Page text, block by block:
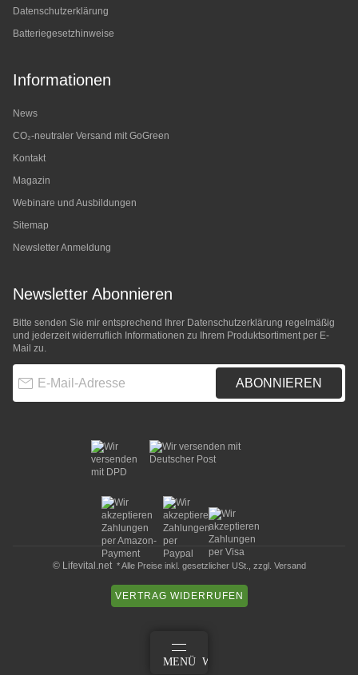
Datenschutzerklärung
Batteriegesetzhinweise
Informationen
News
CO₂-neutraler Versand mit GoGreen
Kontakt
Magazin
Webinare und Ausbildungen
Sitemap
Newsletter Anmeldung
Newsletter Abonnieren
Bitte senden Sie mir entsprechend Ihrer Datenschutzerklärung regelmäßig
und jederzeit widerruflich Informationen zu Ihrem Produktsortiment per E-
Mail zu.
ABONNIEREN
© Lifevital.net* Alle Preise inkl. gesetzlicher USt., zzgl. Versand
VERTRAG WIDERRUFEN
MENÜ WARENKORB